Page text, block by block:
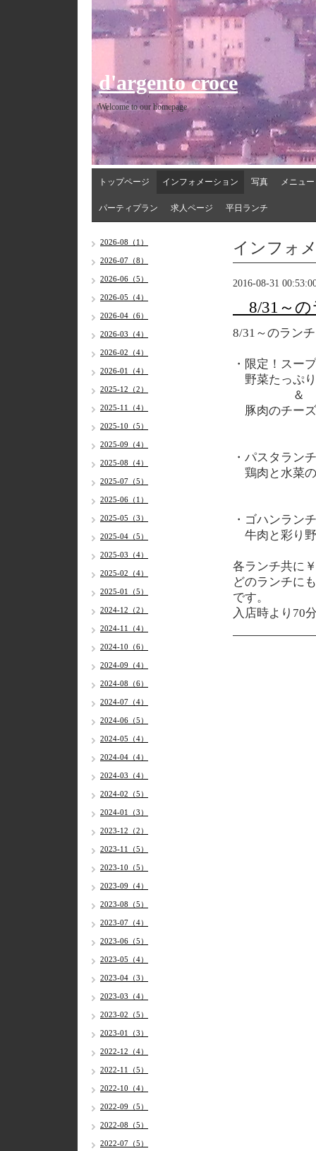
d'argento croce
Welcome to our homepage
トップページ インフォメーション 写真 メニュー
パーティプラン 求人ページ 平日ランチ
インフォ
2016-08-31
8/31～の
8/31～のラン
・限定！スー
野菜たっぷ
＆
豚肉のチー
・パスタランチ
鶏肉と水菜
・ゴハンランチ
牛肉と彩り
各ランチ共に
どのランチに
です。
入店時より70
2026-08（1）
2026-07（8）
2026-06（5）
2026-05（4）
2026-04（6）
2026-03（4）
2026-02（4）
2026-01（4）
2025-12（2）
2025-11（4）
2025-10（5）
2025-09（4）
2025-08（4）
2025-07（5）
2025-06（1）
2025-05（3）
2025-04（5）
2025-03（4）
2025-02（4）
2025-01（5）
2024-12（2）
2024-11（4）
2024-10（6）
2024-09（4）
2024-08（6）
2024-07（4）
2024-06（5）
2024-05（4）
2024-04（4）
2024-03（4）
2024-02（5）
2024-01（3）
2023-12（2）
2023-11（5）
2023-10（5）
2023-09（4）
2023-08（5）
2023-07（4）
2023-06（5）
2023-05（4）
2023-04（3）
2023-03（4）
2023-02（5）
2023-01（3）
2022-12（4）
2022-11（5）
2022-10（4）
2022-09（5）
2022-08（5）
2022-07（5）